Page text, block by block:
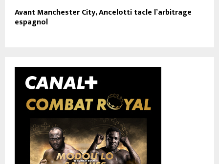
Avant Manchester City, Ancelotti tacle l’arbitrage
espagnol